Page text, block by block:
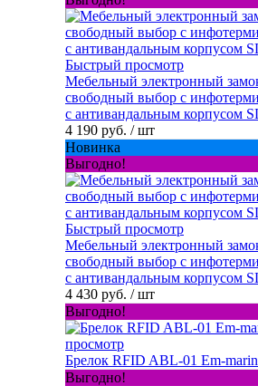
Быстрый просмотр
Мебельный электронный
свободный выбор с
с антивандальным корпусом
4 190 руб. / шт
Новинка
Выгодно!
Быстрый просмотр
Мебельный электронный
свободный выбор с
с антивандальным корпусом
4 430 руб. / шт
Выгодно!
просмотр
Брелок RFID ABL-01 Em-
Выгодно!